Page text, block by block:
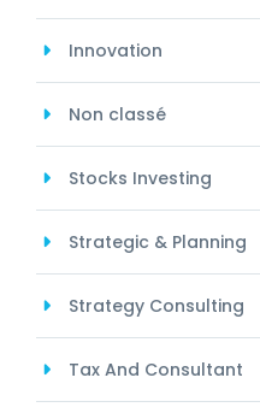
Innovation
Non classé
Stocks Investing
Strategic & Planning
Strategy Consulting
Tax And Consultant